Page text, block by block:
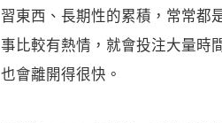
習東西、長期性的累積，常常都
事比較有熱情，就會投注大量時
也會離開得很快。